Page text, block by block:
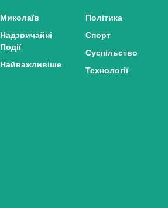
Миколаїв
Надзвичайні
Події
Найважливіше
Політика
Спорт
Суспільство
Технології